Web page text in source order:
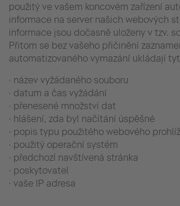
použitý ve vašem koncovém zařízení
informace na server našich webových
informace jsou dočasně uloženy v tzv.
Přitom se bez vašeho přičinění
automatizovaného vymazání ukládají
· název vyžádaného souboru
· datum a čas vyžádání
· přenesené množství dat
· hlášení, zda byl načítání úspěšné
· popis typu použitého webového
· použitý operační systém
· předchozí navštívená stránka
· poskytovatel
· vaše IP adresa